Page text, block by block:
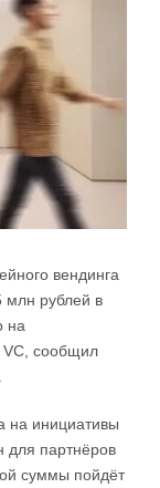
вендинга
млн рублей в
на
VC, сообщил
на инициативы
для партнёров
суммы пойдёт